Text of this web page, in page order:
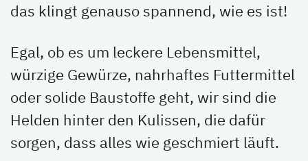
das klingt genauso spannend, wie es ist!
Egal, ob es um leckere Lebensmittel,
würzige Gewürze, nahrhaftes Futtermittel
oder solide Baustoffe geht, wir sind die
Helden hinter den Kulissen, die dafür
sorgen, dass alles wie geschmiert läuft.